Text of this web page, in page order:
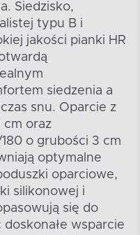
Siedzisko,
typu B i
jakości pianki HR
siedzenia a
snu. Oparcie z
cm oraz
o grubości 3 cm
optymalne
oparciowe,
silikonowej i
się do
doskonałe wsparcie